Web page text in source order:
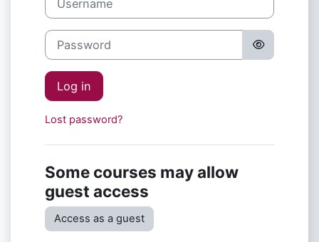
Password
Log in
Lost password?
Some courses may allow
guest access
Access as a guest